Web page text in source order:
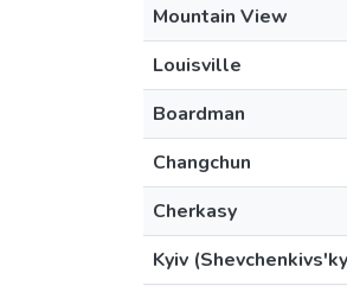
Mountain View
Louisville
Boardman
Changchun
Cherkasy
Kyiv